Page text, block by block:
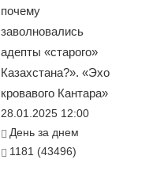
почему
заволновались
адепты «старого»
Казахстана?». «Эхо
кровавого Кантара»
28.01.2025 12:00
День за днем
1181 (43496)